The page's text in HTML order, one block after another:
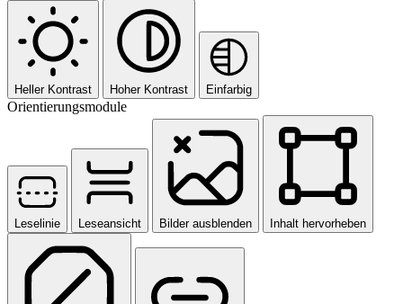
Heller Kontrast Hoher Kontrast Einfarbig
Orientierungsmodule
Leselinie Leseansicht Bilder ausblenden Inhalt hervorheben